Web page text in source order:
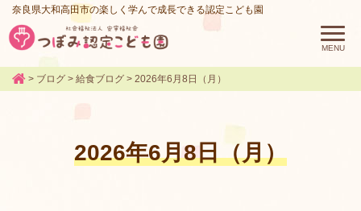
奈良県大和高田市の楽しく学んで成長できる認定こども園
> ブログ > 給食ブログ > 2026年6月8日（月）
2026年6月8日（月）